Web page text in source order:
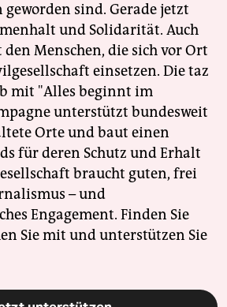
sind. Gerade jetzt
und Solidarität. Auch
Menschen, die sich vor Ort
einsetzen. Die taz
mit "Alles beginnt im
unterstützt bundesweit
Orte und baut einen
für deren Schutz und Erhalt
braucht guten, frei
– und
Engagement. Finden Sie
Sie mit und unterstützen Sie